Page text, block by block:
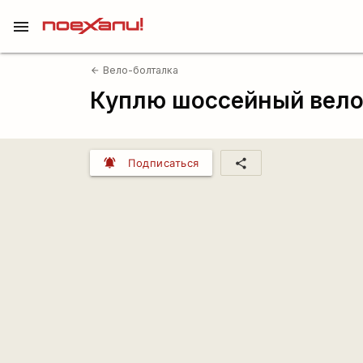
menu
arrow_back Вело-болталка
Куплю шоссейный
notifications_active Подписаться share